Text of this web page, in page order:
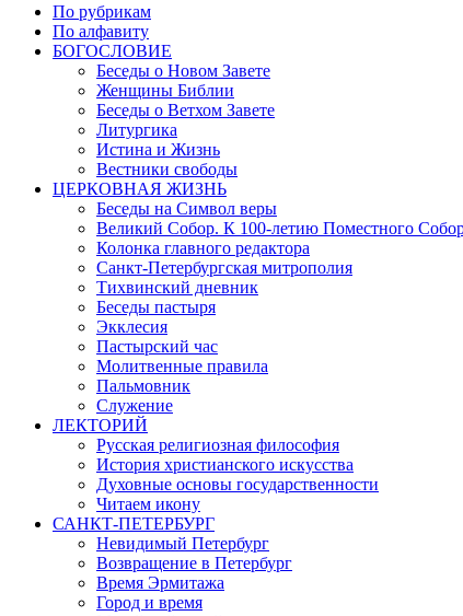
По рубрикам
По алфавиту
БОГОСЛОВИЕ
Беседы о Новом Завете
Женщины Библии
Беседы о Ветхом Завете
Литургика
Истина и Жизнь
Вестники свободы
ЦЕРКОВНАЯ ЖИЗНЬ
Беседы на Символ веры
Великий Собор. К 100-летию Поместного
Колонка главного редактора
Санкт-Петербургская митрополия
Тихвинский дневник
Беседы пастыря
Экклесия
Пастырский час
Молитвенные правила
Пальмовник
Служение
ЛЕКТОРИЙ
Русская религиозная философия
История христианского искусства
Духовные основы государственности
Читаем икону
САНКТ-ПЕТЕРБУРГ
Невидимый Петербург
Возвращение в Петербург
Время Эрмитажа
Город и время